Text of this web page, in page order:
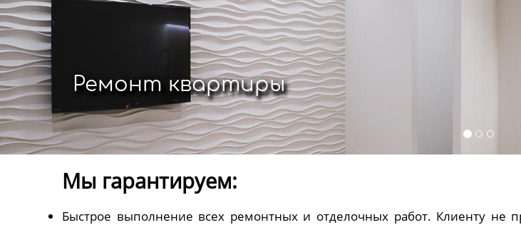
Ремонт офиса
Мы гарантируем:
Быстрое выполнение всех ремонтных и отделочных работ. Клиенту не